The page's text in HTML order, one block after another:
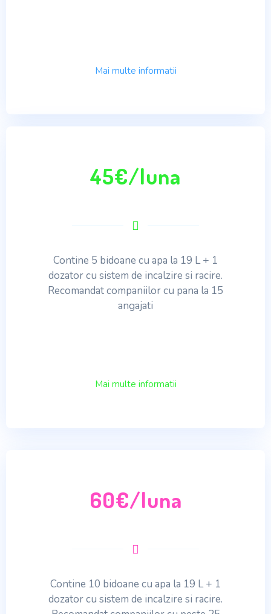
Mai multe informatii
45€/luna
Contine 5 bidoane cu apa la 19 L + 1
dozator cu sistem de incalzire si racire.
Recomandat companiilor cu pana la 15
angajati
Mai multe informatii
60€/luna
Contine 10 bidoane cu apa la 19 L + 1
dozator cu sistem de incalzire si racire.